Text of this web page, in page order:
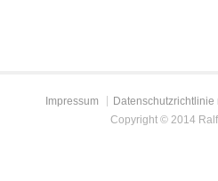
Impressum Datenschutzrichtlinie
Copyright © 2014